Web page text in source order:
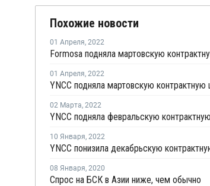
Похожие новости
01 Апреля, 2022
01 Апреля, 2022
02 Марта, 2022
10 Января, 2022
08 Января, 2020
Спрос на БСК в Азии ниже, чем обычно